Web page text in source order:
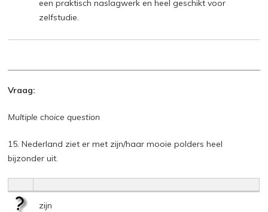
een praktisch naslagwerk en heel geschikt voor
zelfstudie.
Vraag:
Multiple choice question
15. Nederland ziet er met zijn/haar mooie polders heel
bijzonder uit.
zijn